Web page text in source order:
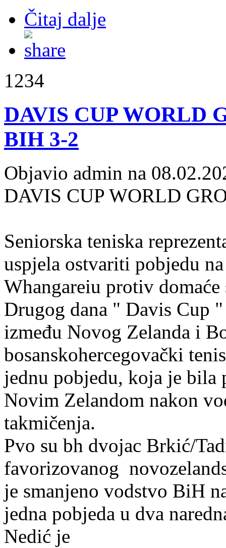
Čitaj dalje
1234
DAVIS CUP WORLD
BIH 3-2
Objavio admin na
DAVIS CUP WORLD
Seniorska teniska
uspjela ostvariti pobjedu
Whangareiu protiv
Drugog dana " Davis Cup
između Novog Zelanda i
bosanskohercegovački
jednu pobjedu, koja je bila
Novim Zelandom nakon
takmičenja.
Pvo su bh dvojac Brkić/
favorizovanog
je smanjeno vodstvo BiH
jedna pobjeda u dva
Nedić je